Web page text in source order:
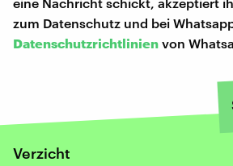
zum Datenschutz und bei
Datenschutzrichtlinien von
Verzicht